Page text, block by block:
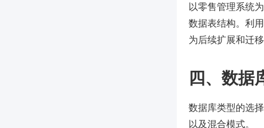
以零售管理系统
数据表结构。利
为后续扩展和迁
四、数据
数据库类型的选
以及混合模式。